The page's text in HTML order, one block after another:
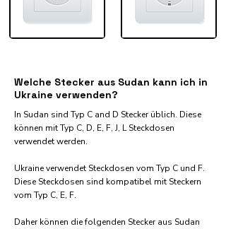
Welche Stecker aus Sudan kann ich in
Ukraine verwenden?
In Sudan sind Typ C and D Stecker üblich. Diese
können mit Typ C, D, E, F, J, L Steckdosen
verwendet werden.
Ukraine verwendet Steckdosen vom Typ C und F.
Diese Steckdosen sind kompatibel mit Steckern
vom Typ C, E, F.
Daher können die folgenden Stecker aus Sudan